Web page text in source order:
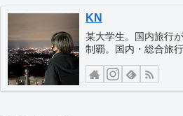
KN
某大学生。国内旅行
制覇。国内・総合旅